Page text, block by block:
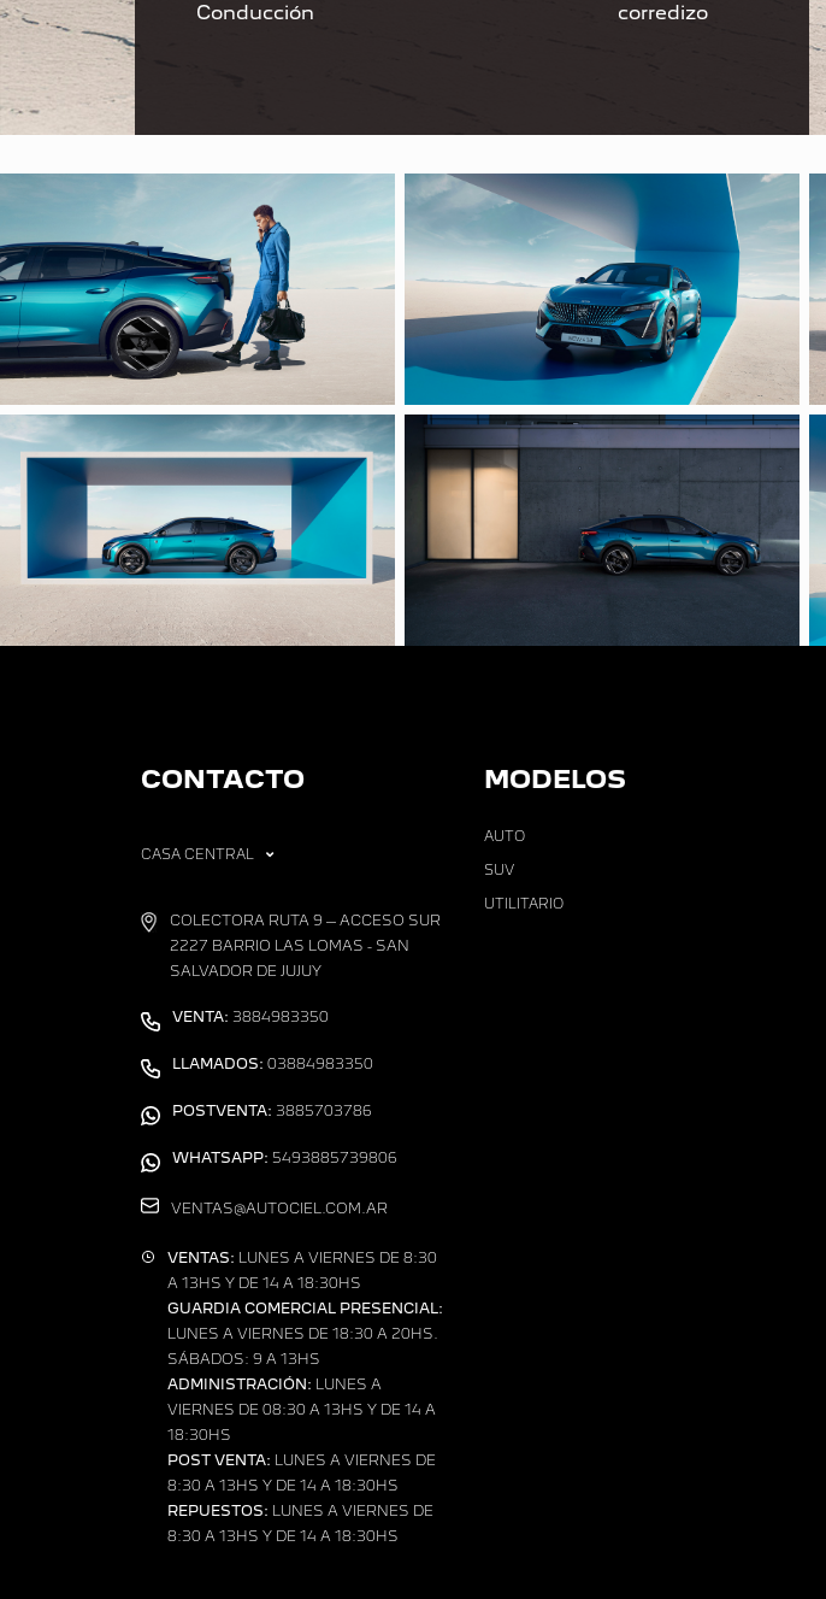
Conducción
corredizo
CONTACTO
CASA CENTRAL
COLECTORA RUTA 9 – ACCESO SUR
2227 BARRIO LAS LOMAS - SAN
SALVADOR DE JUJUY
VENTA: 3884983350
LLAMADOS: 03884983350
POSTVENTA: 3885703786
WHATSAPP: 5493885739806
VENTAS@AUTOCIEL.COM.AR
VENTAS: LUNES A VIERNES DE 8:30
A 13HS Y DE 14 A 18:30HS
GUARDIA COMERCIAL PRESENCIAL:
LUNES A VIERNES DE 18:30 A 20HS.
SÁBADOS: 9 A 13HS
ADMINISTRACIÓN: LUNES A
VIERNES DE 08:30 A 13HS Y DE 14 A
18:30HS
POST VENTA: LUNES A VIERNES DE
8:30 A 13HS Y DE 14 A 18:30HS
REPUESTOS: LUNES A VIERNES DE
8:30 A 13HS Y DE 14 A 18:30HS
MODELOS
AUTO
SUV
UTILITARIO